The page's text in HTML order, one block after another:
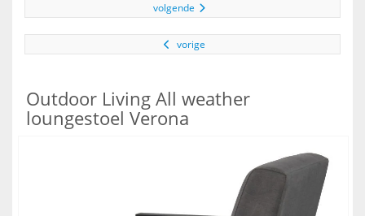
volgende
vorige
Outdoor Living All weather
loungestoel Verona